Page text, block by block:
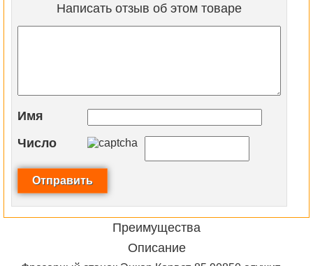
Написать отзыв об этом товаре
Имя
Число
Преимущества
Описание